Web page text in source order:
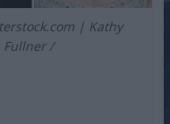
| Kathy
Fullner /